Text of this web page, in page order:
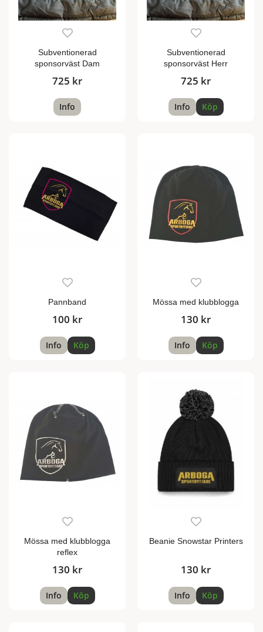
Subventionerad
sponsorväst Dam
725 kr
Info
Subventionerad
sponsorväst Herr
725 kr
Info Köp
Pannband
100 kr
Info Köp
Mössa med klubblogga
130 kr
Info Köp
Mössa med klubblogga
reflex
130 kr
Info Köp
Beanie Snowstar Printers
130 kr
Info Köp